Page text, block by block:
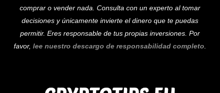
comprar o vender nada. Consulta con un experto al tomar
decisiones y únicamente invierte el dinero que te puedas
permitir. Eres responsable de tus propias inversiones. Por
favor, lee nuestro descargo de responsabilidad completo.